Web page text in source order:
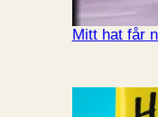
Mitt hat får